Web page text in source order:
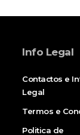
Info Legal
Contactos e
Legal
Termos e
Politica de